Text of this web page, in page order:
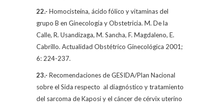
22.- Homocisteína, ácido fólico y vitaminas del
grupo B en Ginecología y Obstetricia. M. De la
Calle, R. Usandizaga, M. Sancha, F. Magdaleno, E.
Cabrillo. Actualidad Obstétrico Ginecológica 2001;
6: 224-237.
23.- Recomendaciones de GESIDA/Plan Nacional
sobre el Sida respecto al diagnóstico y tratamiento
del sarcoma de Kaposi y el cáncer de cérvix uterino